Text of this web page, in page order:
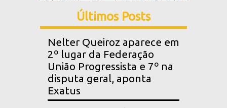
Últimos Posts
Nelter Queiroz aparece em
2º lugar da Federação
União Progressista e 7º na
disputa geral, aponta
Exatus